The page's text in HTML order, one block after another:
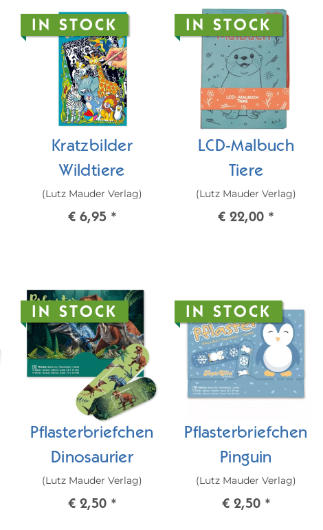
IN STOCK
Kratzbilder
Wildtiere
(Lutz Mauder Verlag)
€ 6,95 *
IN STOCK
LCD-Malbuch
Tiere
(Lutz Mauder Verlag)
€ 22,00 *
IN STOCK
Pflasterbriefchen
Dinosaurier
(Lutz Mauder Verlag)
€ 2,50 *
IN STOCK
Pflasterbriefchen
Pinguin
(Lutz Mauder Verlag)
€ 2,50 *